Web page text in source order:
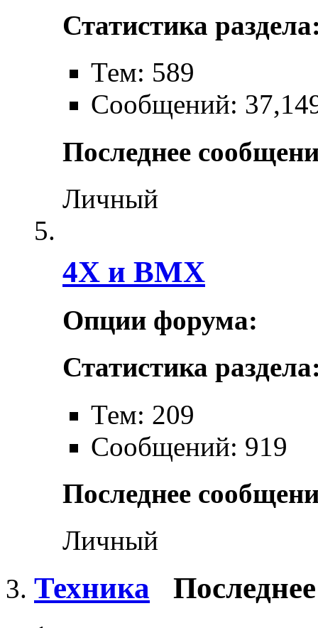
Статистика
Тем: 589
Сообщений:
Последнее
Личный
4X и BMX
Опции форума:
Статистика
Тем: 209
Сообщений: 919
Последнее
Личный
Техника